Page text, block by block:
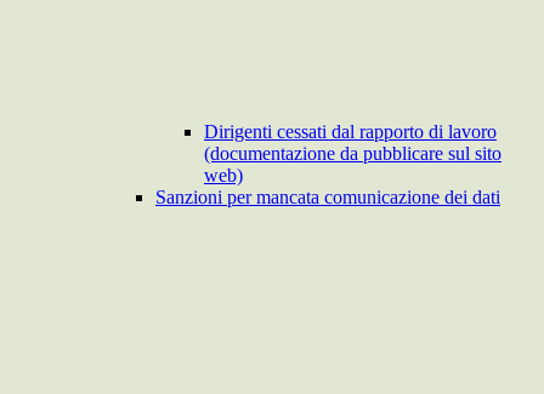
Dirigenti cessati dal rapporto di lavoro
(documentazione da pubblicare sul sito
web)
Sanzioni per mancata comunicazione dei dati